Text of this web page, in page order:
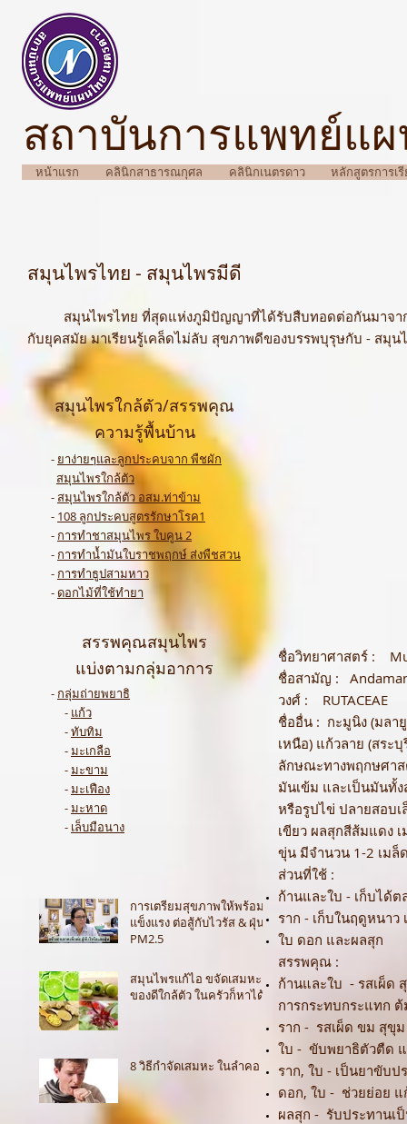
สถาบันการแพทย์แ
หน้าแรก คลินิกสาธารณกุศล คลินิกเนตรดาว หลักสูตรการเ
สมุนไพรไทย - สมุนไพรมีดี
สมุนไพรไทย ที่สุดแห่งภูมิปัญญาที่ได้รับสืบทอดต่อกันมาจาก
กับยุคสมัย มาเรียนรู้เคล็ดไม่ลับ สุขภาพดีของบรรพบุรุษกับ - สมุน
สมุนไพรใกล้ตัว/สรรพคุณ
ความรู้พื้นบ้าน
- ยาง่ายๆและลูกประคบจาก พืชผัก
สมุนไพรใกล้ตัว
-สมุนไพรใกล้ตัว อสม.ท่าข้าม
- 108 ลูกประคบสูตรรักษาโรค1
- การทำชาสมุนไพร ใบคูน 2
- การทำน้ำมันใบราชพฤกษ์ ส่งพืชสวน
- การทำธูปสามหาว
-ดอกไม้ที่ใช้ทำยา
สรรพคุณสมุนไพร
แบ่งตามกลุ่มอาการ
- กลุ่มถ่ายพยาธิ
- แก้ว
-ทับทิม
-มะเกลือ
-มะขาม
-มะเฟือง
-มะหาด
- เล็บมือนาง
การเตรียมสุขภาพให้พร้อม
แข็งแรง ต่อสู้กับไวรัส & ฝุ่น
PM2.5
สมุนไพรแก้ไอ ขจัดเสมหะ
ของดีใกล้ตัว ในครัวก็หาได้
8 วิธีกำจัดเสมหะ ในลำคอ
ชื่อวิทยาศาสตร์ :
ชื่อสามัญ : Andaman
วงศ์ : RUTACEAE
ชื่ออื่น : กะมูนิง (มลา
เหนือ) แก้วลาย (สระ
ลักษณะทางพฤกษศาส
มันเข้ม และเป็นมันทั้
หรือรูปไข่ ปลายสอบ
เขียว ผลสุกสีส้มแดง
ขุ่น มีจำนวน 1-2 เมล็
ส่วนที่ใช้ :
ก้านและใบ - เก็บได้
ราก - เก็บในฤดูหนาว
ใบ ดอก และผลสุก
สรรพคุณ :
ก้านและใบ - รสเผ็ด
การกระทบกระแทก
ราก - รสเผ็ด ขม สุขุ
ใบ - ขับพยาธิตัวตืด
ราก, ใบ - เป็นยาขับป
ดอก, ใบ - ช่วยย่อย แ
ผลสุก - รับประทานเ